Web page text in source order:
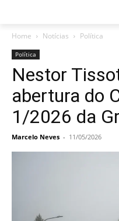
Home Notícias Política
Política
Nestor
abertura do
1/2026 da
Marcelo Neves - 11/05/2026